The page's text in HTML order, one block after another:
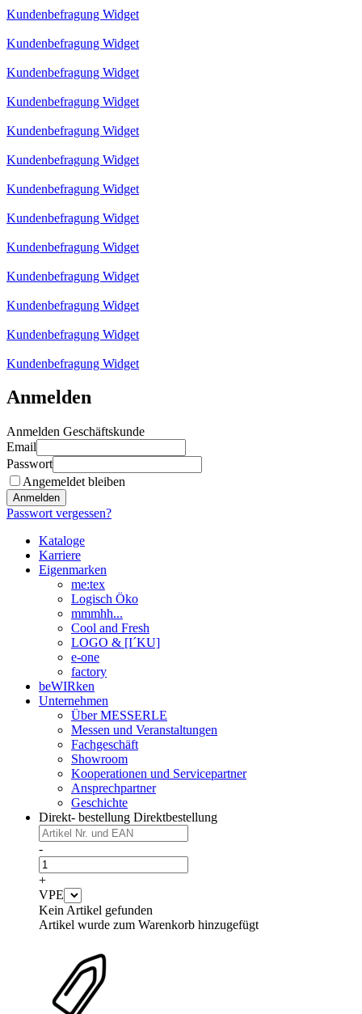
Kundenbefragung Widget
Kundenbefragung Widget
Kundenbefragung Widget
Kundenbefragung Widget
Kundenbefragung Widget
Kundenbefragung Widget
Kundenbefragung Widget
Kundenbefragung Widget
Kundenbefragung Widget
Kundenbefragung Widget
Kundenbefragung Widget
Kundenbefragung Widget
Kundenbefragung Widget
Anmelden
Anmelden Geschäftskunde
Email
Passwort
Angemeldet bleiben
Anmelden
Passwort vergessen?
Kataloge
Karriere
Eigenmarken
me:tex
Logisch Öko
mmmhh...
Cool and Fresh
LOGO & [I´KU]
e-one
factory
beWIRken
Unternehmen
Über MESSERLE
Messen und Veranstaltungen
Fachgeschäft
Showroom
Kooperationen und Servicepartner
Ansprechpartner
Geschichte
Direkt- bestellung Direktbestellung
-
+
VPE
Kein Artikel gefunden
Artikel wurde zum Warenkorb hinzugefügt